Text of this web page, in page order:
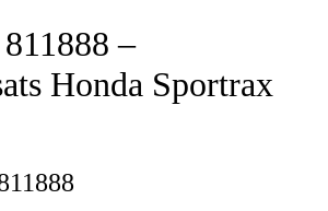
–
Honda Sportrax